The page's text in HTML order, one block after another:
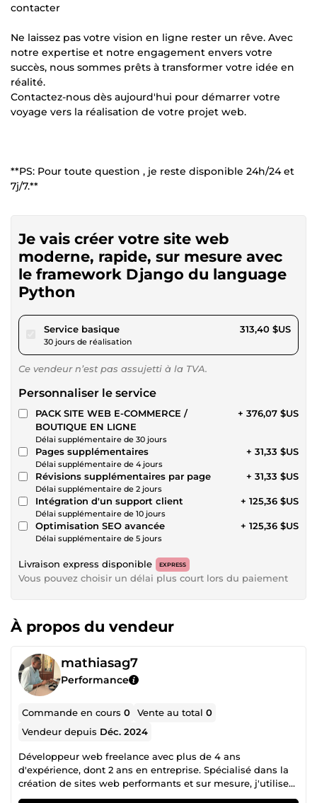
contacter
Ne laissez pas votre vision en ligne rester un rêve. Avec
notre expertise et notre engagement envers votre
succès, nous sommes prêts à transformer votre idée en
réalité.
Contactez-nous dès aujourd'hui pour démarrer votre
voyage vers la réalisation de votre projet web.
**PS: Pour toute question , je reste disponible 24h/24 et
7j/7.**
Je vais créer votre site web
moderne, rapide, sur mesure avec
le framework Django du language
Python
Service basiquepour 288,85 $US
30 jours de réalisation
313,40 $US
Ce vendeur n’est pas assujetti à la TVA.
Personnaliser le service
PACK SITE WEB E-COMMERCE /
BOUTIQUE EN LIGNE
Délai supplémentaire de 30 jours
+ 376,07 $US
Pages supplémentaires
Délai supplémentaire de 4 jours
+ 31,33 $US
Révisions supplémentaires par page
Délai supplémentaire de 2 jours
+ 31,33 $US
Intégration d'un support client
Délai supplémentaire de 10 jours
+ 125,36 $US
Optimisation SEO avancée
Délai supplémentaire de 5 jours
+ 125,36 $US
Livraison express disponible EXPRESS
Vous pouvez choisir un délai plus court lors du paiement
À propos du vendeur
mathiasag7
Performance
Commande en cours0 Vente au total0
Vendeur depuis Déc. 2024
Développeur web freelance avec plus de 4 ans
d'expérience, dont 2 ans en entreprise. Spécialisé dans la
création de sites web performants et sur mesure, j'utilise
des technologies modernes pour répondre à vos besoins